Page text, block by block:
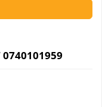
0740101959